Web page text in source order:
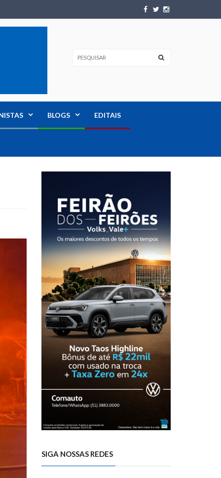
BLOGS EDITAIS
SIGA NOSSAS REDES